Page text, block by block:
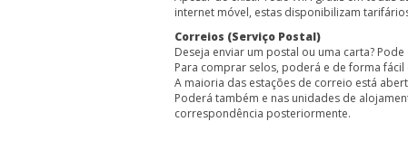
internet móvel, estas disponibilizam
Correios (Serviço Postal)
Deseja enviar um postal ou uma carta?
Para comprar selos, poderá e de forma
A maioria das estações de correio está
Poderá também e nas unidades de
correspondência posteriormente.